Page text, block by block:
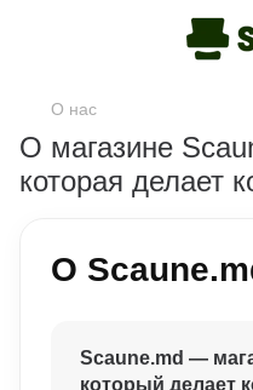
О нас
О магазине
которая делает
О
Scaune.md —
который делает